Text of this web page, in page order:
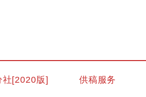
社[2020版] 供稿服务